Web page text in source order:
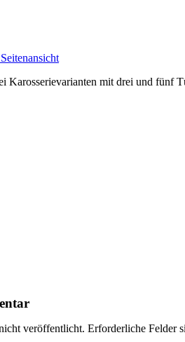
Karosserievarianten mit drei und fünf
veröffentlicht. Erforderliche Felder